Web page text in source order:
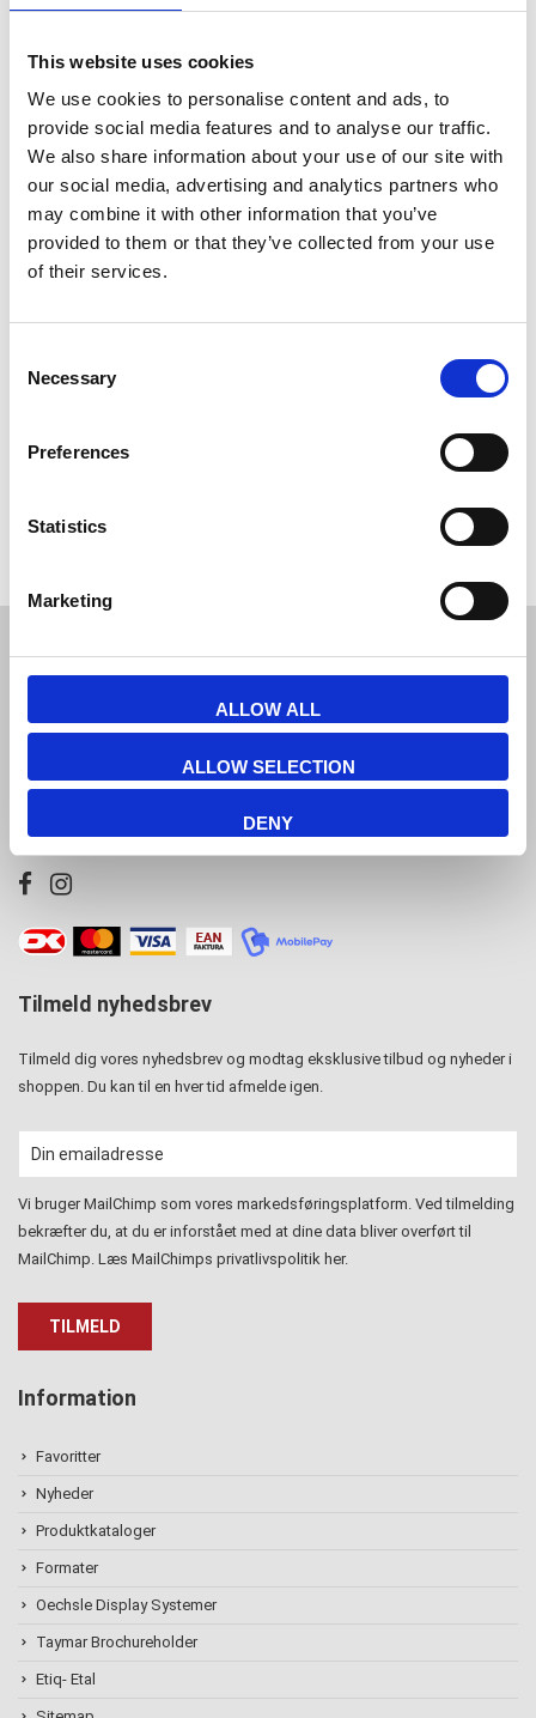
This website uses cookies
We use cookies to personalise content and ads, to
provide social media features and to analyse our traffic.
We also share information about your use of our site with
our social media, advertising and analytics partners who
may combine it with other information that you’ve
provided to them or that they’ve collected from your use
of their services.
Selection
Necessary
Preferences
Statistics
Marketing
ALLOW ALL
ALLOW SELECTION
DENY
restauranter
Let at montere og adskille uden værktøj til anden anvendelse
Mobil skillevæg lavet af 6 mm klar Acryl plade
Skrue / klemme løsning til fastgørelse og brug på et bord
Højde: 700 mm
Bredder: 800, eller 1000 mm til rådighed
Hvis du har nogle spørgsmål er du velkommen til at kontakte os.
JL Gruppen Salg/Display ApS
Østbanegade 103, 2100 københavn Ø
info@displayshop.dk
Tilmeld nyhedsbrev
Tilmeld dig vores nyhedsbrev og modtag eksklusive tilbud og nyheder i
shoppen. Du kan til en hver tid afmelde igen.
Vi bruger MailChimp som vores markedsføringsplatform. Ved tilmelding
bekræfter du, at du er inforstået med at dine data bliver overført til
MailChimp. Læs MailChimps privatlivspolitik her.
Information
Favoritter
Nyheder
Produktkataloger
Formater
Oechsle Display Systemer
Taymar Brochureholder
Etiq- Etal